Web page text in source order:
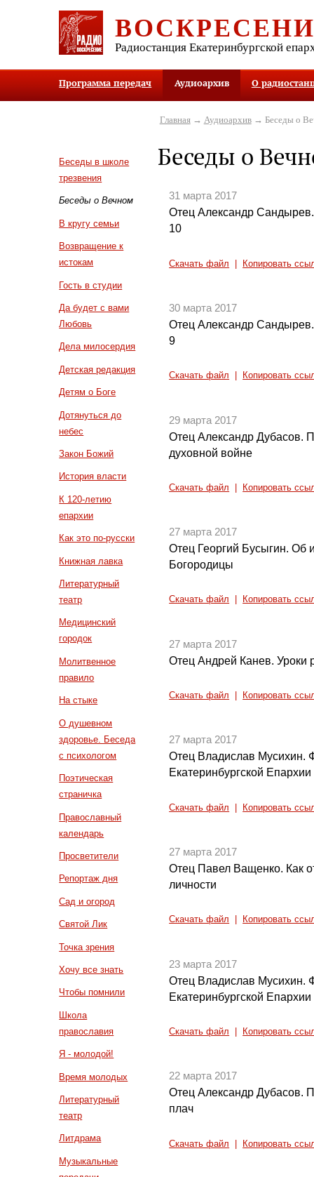
Радиостанция Екатеринбургской
Программа передач Аудиоархив О
Беседы в школе
трезвения
Беседы о Вечном
В кругу семьи
Возвращение к
истокам
Гость в студии
Да будет с вами
Любовь
Дела милосердия
Детская редакция
Детям о Боге
Дотянуться до
небес
Закон Божий
История власти
К 120-летию
епархии
Как это по-русски
Книжная лавка
Литературный
театр
Медицинский
городок
Молитвенное
правило
На стыке
О душевном
здоровье. Беседа
с психологом
Поэтическая
страничка
Православный
календарь
Просветители
Репортаж дня
Сад и огород
Святой Лик
Точка зрения
Хочу все знать
Чтобы помнили
Школа
православия
Я - молодой!
Время молодых
Литературный
театр
Литдрама
Музыкальные
Главная→ Аудиоархив→ Беседы о
Беседы о
31 марта 2017
Отец Александр
10
Скачать файл Копировать
30 марта 2017
Отец Александр
9
Скачать файл Копировать
29 марта 2017
Отец Александр Дубасов.
духовной войне
Скачать файл Копировать
27 марта 2017
Отец Георгий Бусыгин. Об
Богородицы
Скачать файл Копировать
27 марта 2017
Отец Андрей Канев. Уроки
Скачать файл Копировать
27 марта 2017
Отец Владислав Мусихин.
Екатеринбургской Епархии
Скачать файл Копировать
27 марта 2017
Отец Павел Ващенко. Как
личности
Скачать файл Копировать
23 марта 2017
Отец Владислав Мусихин.
Екатеринбургской Епархии
Скачать файл Копировать
22 марта 2017
Отец Александр Дубасов.
плач
Скачать файл Копировать